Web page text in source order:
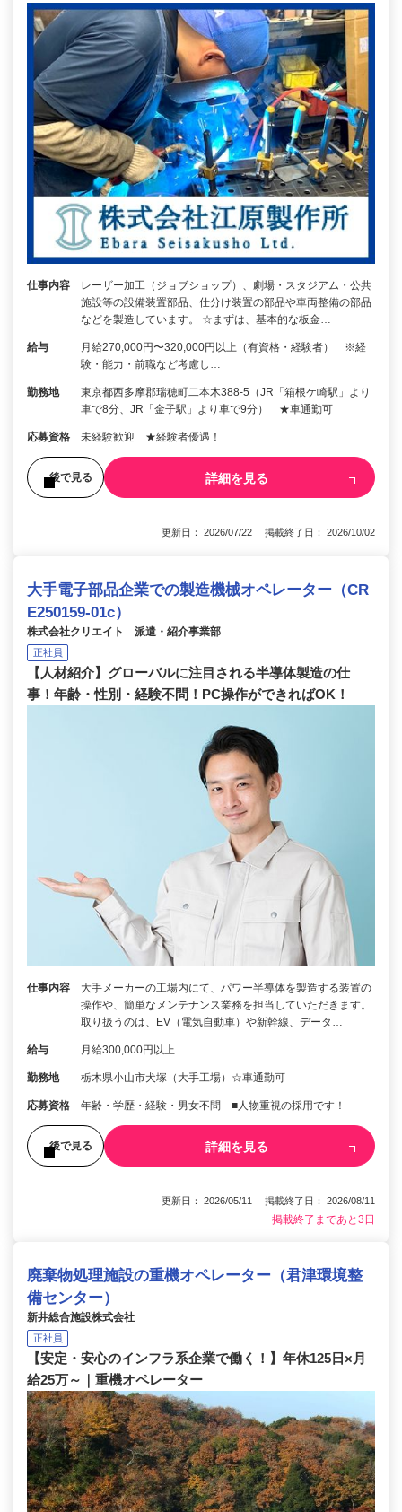
仕事内容
レーザー加工（ジョブショップ）、劇場・スタジアム・公共
施設等の設備装置部品、仕分け装置の部品や車両整備の部品
などを製造しています。 ☆まずは、基本的な板金…
給与
月給270,000円〜320,000円以上（有資格・経験者） ※経
験・能力・前職など考慮し…
勤務地
東京都西多摩郡瑞穂町二本木388-5（JR「箱根ケ崎駅」より
車で8分、JR「金子駅」より車で9分） ★車通勤可
応募資格 未経験歓迎 ★経験者優遇！
後で見る 詳細を見る
更新日： 2026/07/22 掲載終了日： 2026/10/02
大手電子部品企業での製造機械オペレーター（CR
E250159-01c）
株式会社クリエイト 派遣・紹介事業部
正社員
【人材紹介】グローバルに注目される半導体製造の仕
事！年齢・性別・経験不問！PC操作ができればOK！
仕事内容
大手メーカーの工場内にて、パワー半導体を製造する装置の
操作や、簡単なメンテナンス業務を担当していただきます。
取り扱うのは、EV（電気自動車）や新幹線、データ…
給与 月給300,000円以上
勤務地 栃木県小山市犬塚（大手工場）☆車通勤可
応募資格 年齢・学歴・経験・男⼥不問 ■⼈物重視の採⽤です！
後で見る 詳細を見る
更新日： 2026/05/11 掲載終了日： 2026/08/11
掲載終了まであと3日
廃棄物処理施設の重機オペレーター（君津環境整
備センター）
新井総合施設株式会社
正社員
【安定・安心のインフラ系企業で働く！】年休125日×月
給25万～｜重機オペレーター